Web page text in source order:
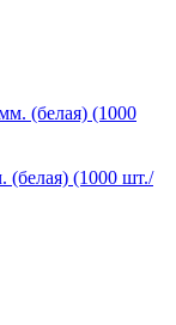
(белая) (1000 шт./